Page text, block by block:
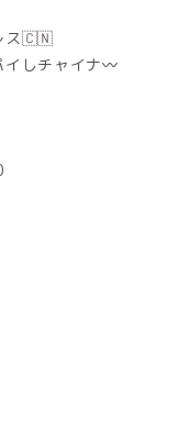
ス🇨🇳
しチャイナ〰️